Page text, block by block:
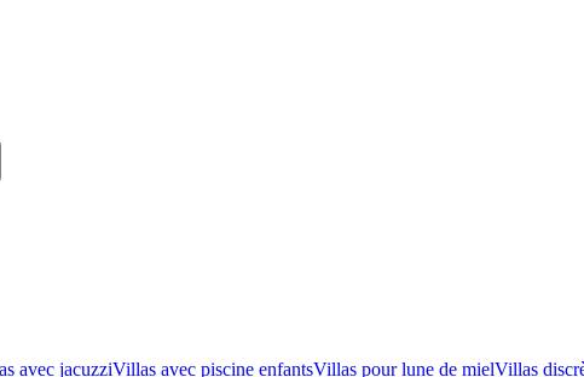
avec jacuzziVillas avec piscine enfantsVillas pour lune de mielVillas